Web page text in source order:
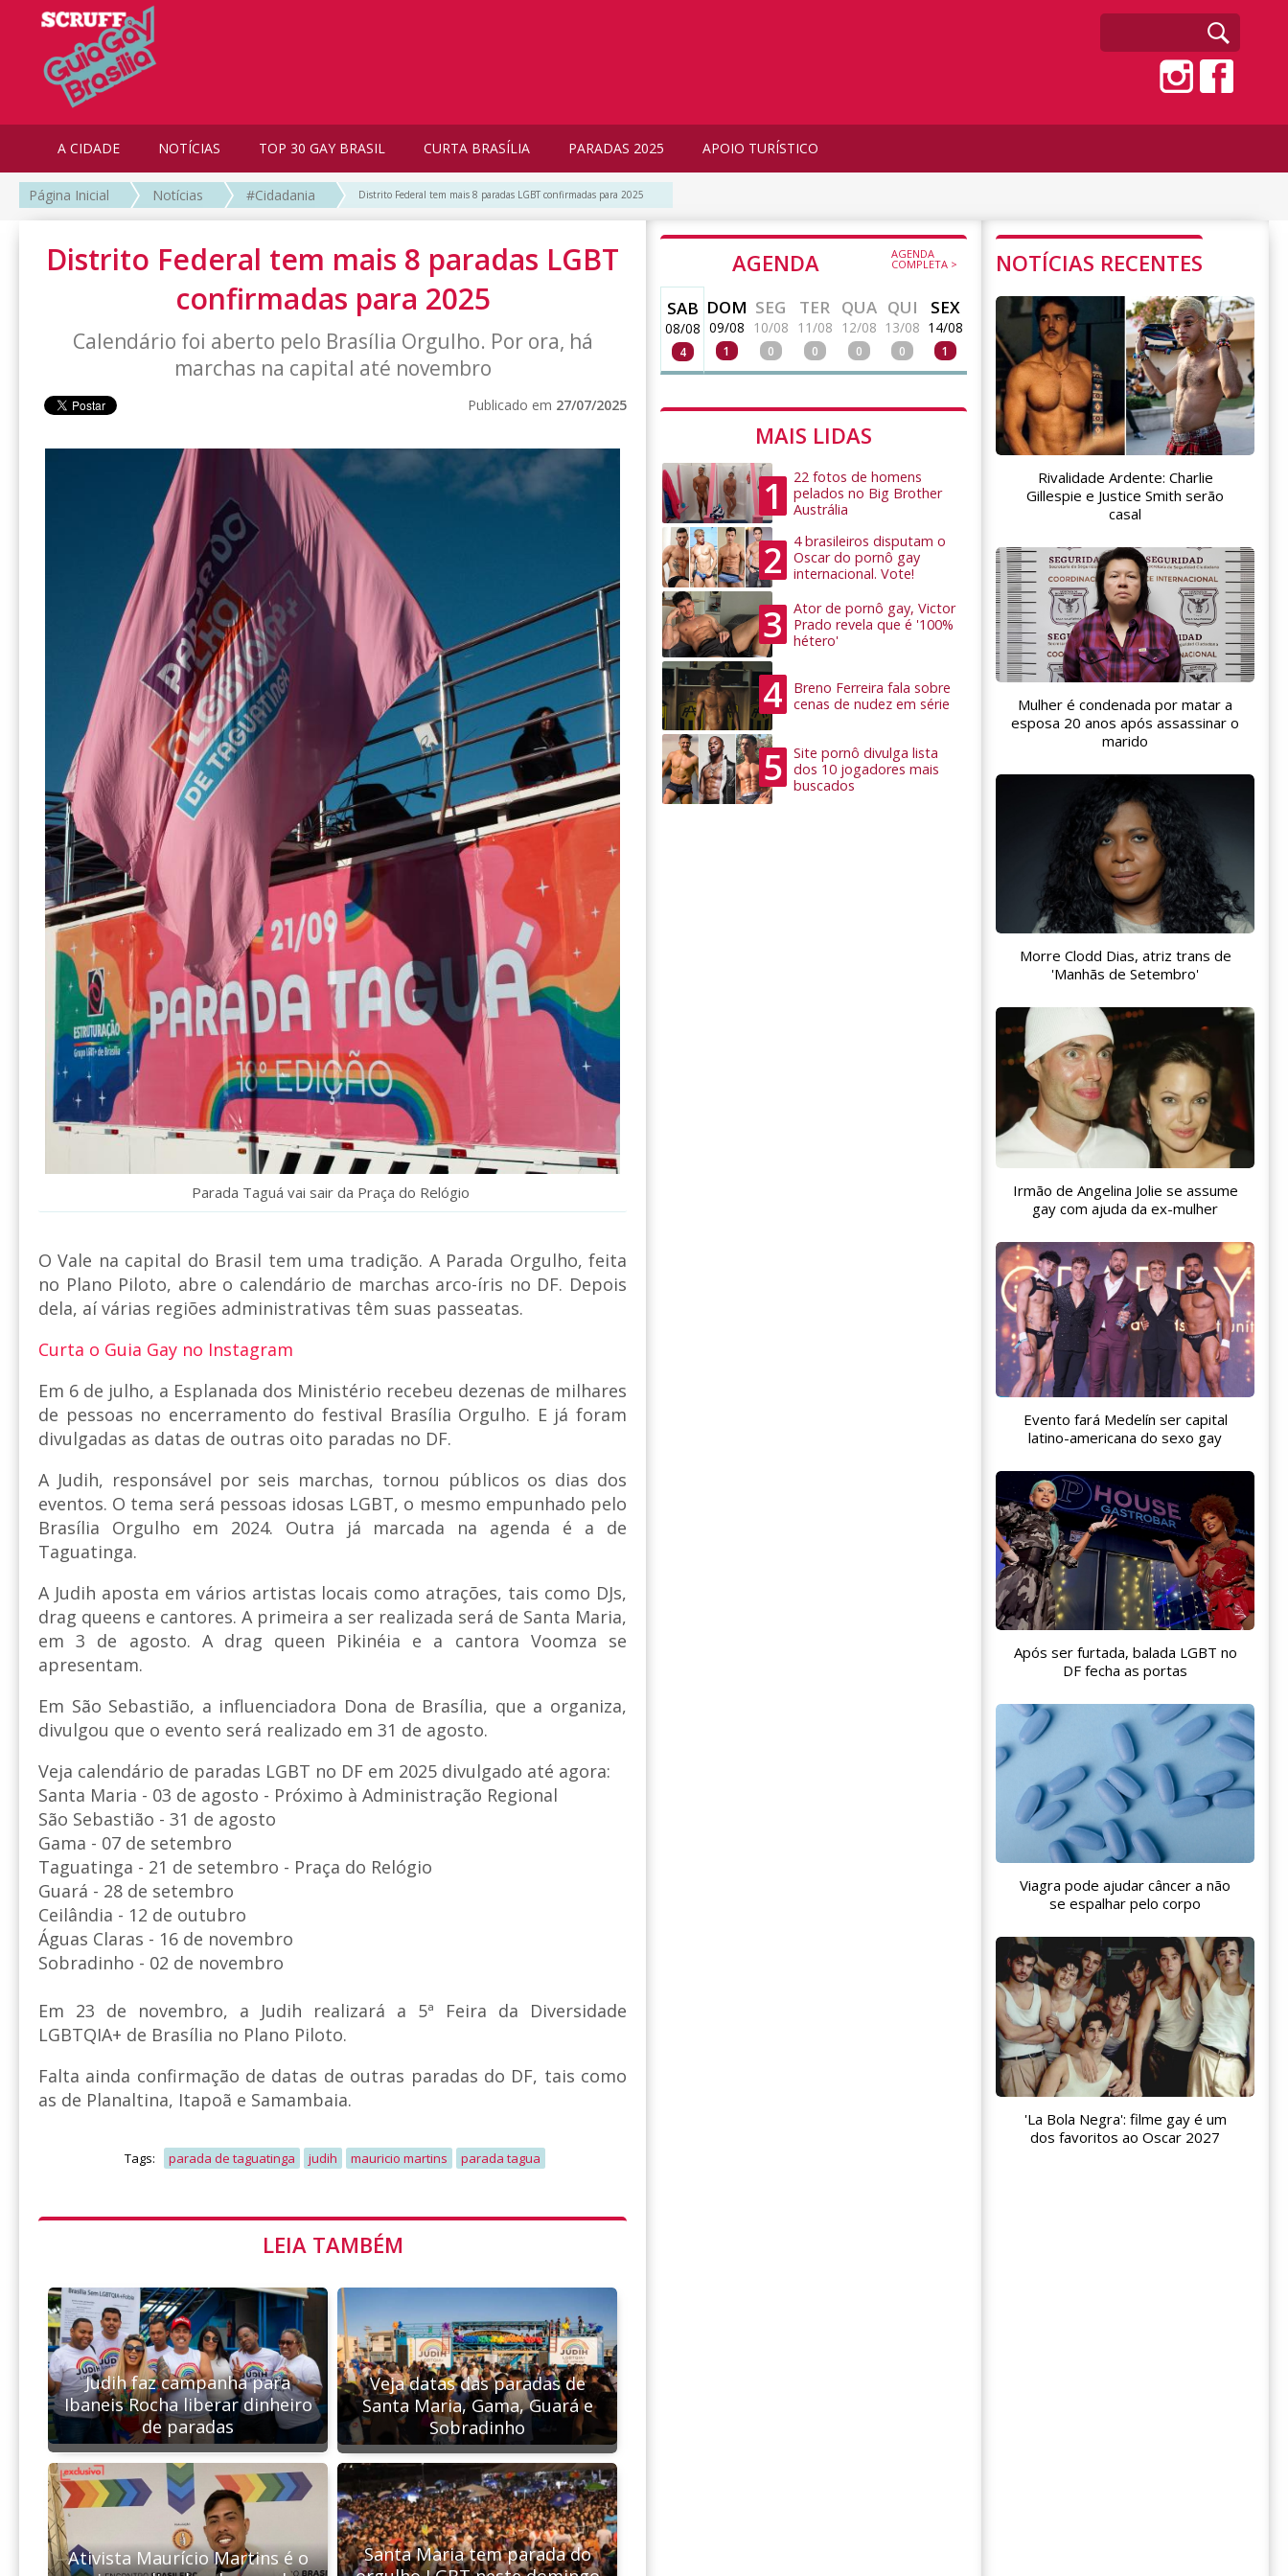
A CIDADE NOTÍCIAS TOP 30 GAY BRASIL CURTA BRASÍLIA PARADAS 2025 APOIO TURÍSTICO
Página Inicial Notícias #Cidadania Distrito Federal tem mais 8 paradas LGBT confirmadas para 2025
Distrito Federal tem mais 8 paradas LGBT
confirmadas para 2025
Calendário foi aberto pelo Brasília Orgulho. Por ora, há
marchas na capital até novembro
Publicado em 27/07/2025
Parada Taguá vai sair da Praça do Relógio
O Vale na capital do Brasil tem uma tradição. A Parada Orgulho, feita
no Plano Piloto, abre o calendário de marchas arco-íris no DF. Depois
dela, aí várias regiões administrativas têm suas passeatas.
Curta o Guia Gay no Instagram
Em 6 de julho, a Esplanada dos Ministério recebeu dezenas de milhares
de pessoas no encerramento do festival Brasília Orgulho. E já foram
divulgadas as datas de outras oito paradas no DF.
A Judih, responsável por seis marchas, tornou públicos os dias dos
eventos. O tema será pessoas idosas LGBT, o mesmo empunhado pelo
Brasília Orgulho em 2024. Outra já marcada na agenda é a de
Taguatinga.
A Judih aposta em vários artistas locais como atrações, tais como DJs,
drag queens e cantores. A primeira a ser realizada será de Santa Maria,
em 3 de agosto. A drag queen Pikinéia e a cantora Voomza se
apresentam.
Em São Sebastião, a influenciadora Dona de Brasília, que a organiza,
divulgou que o evento será realizado em 31 de agosto.
Veja calendário de paradas LGBT no DF em 2025 divulgado até agora:
Santa Maria - 03 de agosto - Próximo à Administração Regional
São Sebastião - 31 de agosto
Gama - 07 de setembro
Taguatinga - 21 de setembro - Praça do Relógio
Guará - 28 de setembro
Ceilândia - 12 de outubro
Águas Claras - 16 de novembro
Sobradinho - 02 de novembro
Em 23 de novembro, a Judih realizará a 5ª Feira da Diversidade
LGBTQIA+ de Brasília no Plano Piloto.
Falta ainda confirmação de datas de outras paradas do DF, tais como
as de Planaltina, Itapoã e Samambaia.
Tags: parada de taguatinga judih mauricio martins parada tagua
LEIA TAMBÉM
Judih faz campanha para
Ibaneis Rocha liberar dinheiro
de paradas
Veja datas das paradas de
Santa Maria, Gama, Guará e
Sobradinho
Ativista Maurício Martins é o
Santa Maria tem parada do
AGENDA AGENDA
COMPLETA >
SAB
08/08
4
DOM
09/08
1
SEG
10/08
0
TER
11/08
0
QUA
12/08
0
QUI
13/08
0
SEX
14/08
1
MAIS LIDAS
1
22 fotos de homens
pelados no Big Brother
Austrália
2
4 brasileiros disputam o
Oscar do pornô gay
internacional. Vote!
3
Ator de pornô gay, Victor
Prado revela que é '100%
hétero'
4
Breno Ferreira fala sobre
cenas de nudez em série
5
Site pornô divulga lista
dos 10 jogadores mais
buscados
NOTÍCIAS RECENTES
Rivalidade Ardente: Charlie
Gillespie e Justice Smith serão
casal
Mulher é condenada por matar a
esposa 20 anos após assassinar o
marido
Morre Clodd Dias, atriz trans de
'Manhãs de Setembro'
Irmão de Angelina Jolie se assume
gay com ajuda da ex-mulher
Evento fará Medelín ser capital
latino-americana do sexo gay
Após ser furtada, balada LGBT no
DF fecha as portas
Viagra pode ajudar câncer a não
se espalhar pelo corpo
'La Bola Negra': filme gay é um
dos favoritos ao Oscar 2027